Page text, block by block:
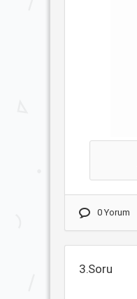
0 Yorum
3.Soru